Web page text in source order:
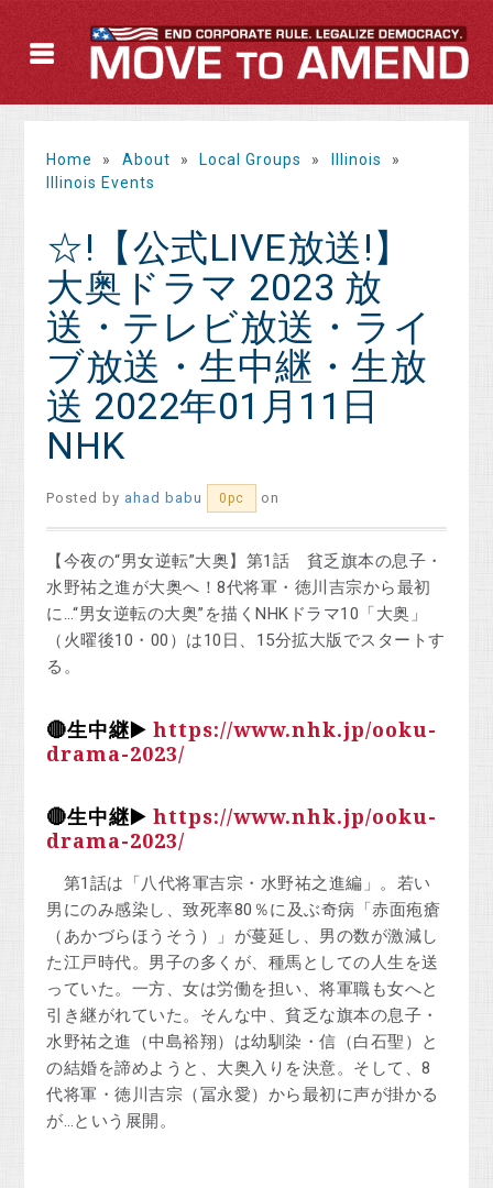
Home » About » Local Groups » Illinois
»
Illinois Events
☆!【公式LIVE放送!】
大奥ドラマ 2023 放
送・テレビ放送・ライ
ブ放送・生中継・生放
送 2022年01月11日
NHK
Posted by ahad babu 0pc on
【今夜の“男女逆転”大奥】第1話 貧乏旗本の息子・
水野祐之進が大奥へ！8代将軍・徳川吉宗から最初
に…“男女逆転の大奥”を描くNHKドラマ10「大奥」
（火曜後10・00）は10日、15分拡大版でスタートす
る。
🔴生中継▶️https://www.nhk.jp/ooku-
drama-2023/
🔴生中継▶️https://www.nhk.jp/ooku-
drama-2023/
第1話は「八代将軍吉宗・水野祐之進編」。若い
男にのみ感染し、致死率80％に及ぶ奇病「赤面疱瘡
（あかづらほうそう）」が蔓延し、男の数が激減し
た江戸時代。男子の多くが、種馬としての人生を送
っていた。一方、女は労働を担い、将軍職も女へと
引き継がれていた。そんな中、貧乏な旗本の息子・
水野祐之進（中島裕翔）は幼馴染・信（白石聖）と
の結婚を諦めようと、大奥入りを決意。そして、8
代将軍・徳川吉宗（冨永愛）から最初に声が掛かる
が…という展開。